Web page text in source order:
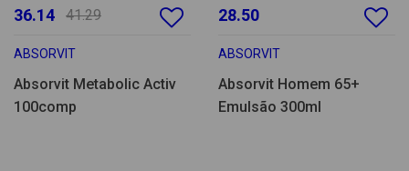
36.14 41.29
ABSORVIT
Absorvit Metabolic Activ
100comp
28.50
ABSORVIT
Absorvit Homem 65+
Emulsão 300ml